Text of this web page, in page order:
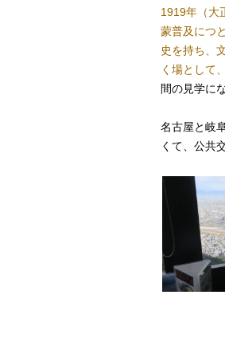
1919年（大
蒙普及につ
史を持ち、
く場として
間の見学に
名古屋と岐
くて、公共